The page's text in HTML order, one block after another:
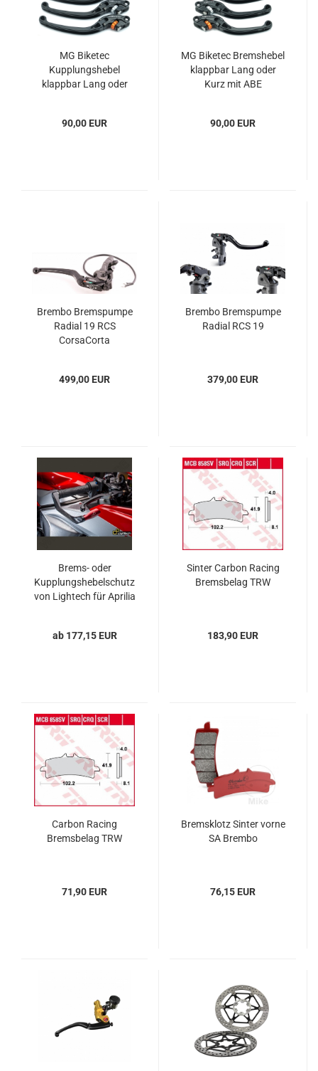
MG Biketec
Kupplungshebel
klappbar Lang oder
90,00 EUR
MG Biketec Bremshebel
klappbar Lang oder
Kurz mit ABE
90,00 EUR
Brembo Bremspumpe
Radial 19 RCS
CorsaCorta
499,00 EUR
Brembo Bremspumpe
Radial RCS 19
379,00 EUR
Brems- oder
Kupplungshebelschutz
von Lightech für Aprilia
ab 177,15 EUR
Sinter Carbon Racing
Bremsbelag TRW
183,90 EUR
Carbon Racing
Bremsbelag TRW
71,90 EUR
Bremsklotz Sinter vorne
SA Brembo
76,15 EUR